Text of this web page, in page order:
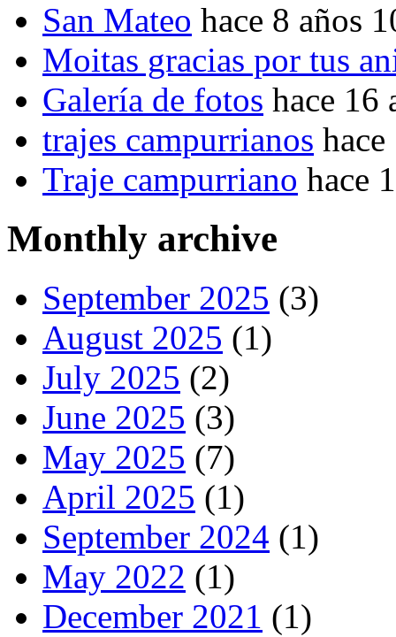
San Mateo hace 8 años
Moitas gracias por tus
Galería de fotos hace 16
trajes campurrianos
Traje campurriano hace
Monthly archive
September 2025 (3)
August 2025 (1)
July 2025 (2)
June 2025 (3)
May 2025 (7)
April 2025 (1)
September 2024 (1)
May 2022 (1)
December 2021 (1)